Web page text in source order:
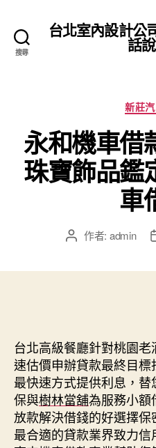
搜尋
台北室內設計公
話
新莊
永和機車借
珠寶飾品鑑
車
文 作者: admin
台北高級餐廳針對桃園
速估價申辦貸款最終目標
最快速方式提供利息，
保與樹林當舖為服務小額
放款解決借錢的好選擇保
最合適的貸款業界致力